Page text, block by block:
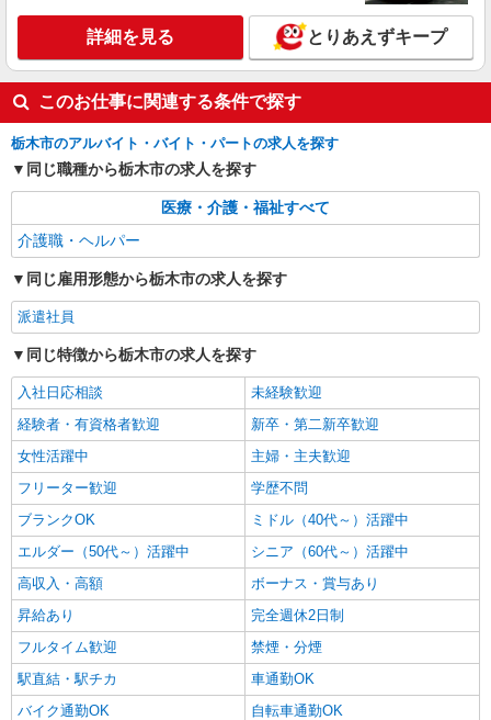
護福祉士：時給1,400円〜 ※経験者は3ヶ月以上 ※
給与幅は経験・能力による ★週払いOK（規定あ
り）
栃木県栃木市 【最寄駅】東武日光線「家中
駅」 ★勤務地は3000ヶ所以上★ 自宅から通いや
すいエリアなど、お好きな勤務地をお選び下さ
キープ 詳細を見る
アルバイト パート 派遣社員 紹介予定派遣
日研トータルソーシング株式会社 メディカルケア事業部/宇都宮オフ
ィス
未経験・無資格OKの介護スタッフ
栃木県栃木市 【最寄駅】東武日光線「静和
駅」 ★勤務地は3000ヶ所以上★ 自宅から通いや
い！！
キープ
詳細を見る とりあえずキープ
このお仕事に関連する条件で探す
栃木市のアルバイト・バイト・パートの求人を探す
同じ職種から栃木市の求人を探す
医療・介護・福祉すべて
介護職・ヘルパー
同じ雇用形態から栃木市の求人を探す
派遣社員
同じ特徴から栃木市の求人を探す
入社日応相談
未経験歓迎
経験者・有資格者歓迎
新卒・第二新卒歓迎
女性活躍中
主婦・主夫歓迎
フリーター歓迎
学歴不問
ブランクOK
ミドル（40代～）活躍中
エルダー（50代～）活躍中
シニア（60代～）活躍中
高収入・高額
ボーナス・賞与あり
昇給あり
完全週休2日制
フルタイム歓迎
禁煙・分煙
駅直結・駅チカ
車通勤OK
バイク通勤OK
自転車通勤OK